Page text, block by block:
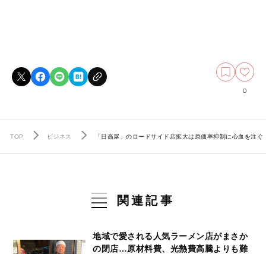
0
TOP ビジネス 「日高屋」のロードサイド店拡大は原価率抑制に心血を注
関連記事
地域で愛される人気ラーメン店がまさか
の閉店…原材料費、光熱費高騰よりも難